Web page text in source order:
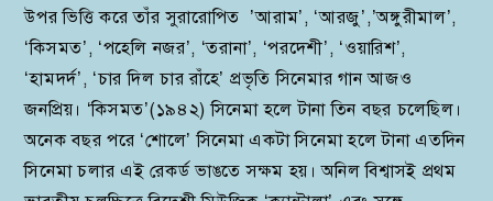
উপর ভিত্তি করে তাঁর সুরারোপিত ’আরাম’, ‘আরজু’,’অঙ্গুরীমাল’,
‘কিসমত’, ‘পহেলি নজর’, ‘তরানা’, ‘পরদেশী’, ‘ওয়ারিশ’,
‘হামদর্দ’, ‘চার দিল চার রাঁহে’ প্রভৃতি সিনেমার গান আজও
জনপ্রিয়। ‘কিসমত’(১৯৪২) সিনেমা হলে টানা তিন বছর চলেছিল।
অনেক বছর পরে ‘শোলে’ সিনেমা একটা সিনেমা হলে টানা এতদিন
সিনেমা চলার এই রেকর্ড ভাঙতে সক্ষম হয়। অনিল বিশ্বাসই প্রথম